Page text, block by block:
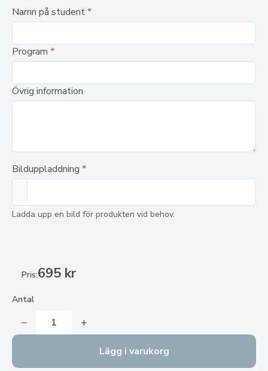
Namn på student*
Program *
Övrig information
Bilduppladdning *
Ladda upp en bild för produkten vid behov.
Pris:695 kr
Antal
− +
Lägg i varukorg